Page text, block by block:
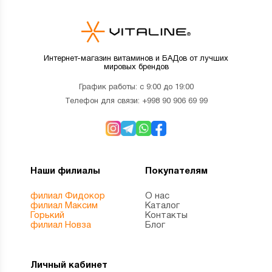
Интернет-магазин витаминов и БАДов от лучших
мировых брендов
График работы: с 9:00 до 19:00
Телефон для связи: +998 90 906 69 99
Наши филиалы
филиал Фидокор
филиал Максим
Горький
филиал Новза
Покупателям
О нас
Каталог
Контакты
Блог
Личный кабинет